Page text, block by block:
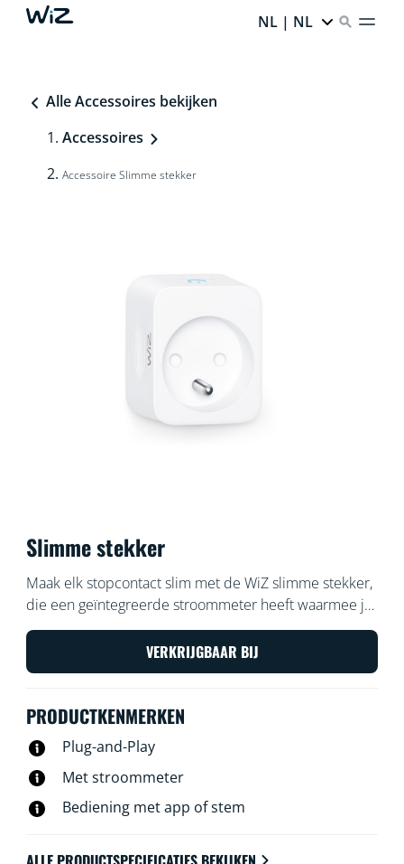
NL | NL
Alle Accessoires bekijken
Accessoires
Accessoire Slimme stekker
Slimme stekker
Maak elk stopcontact slim met de WiZ slimme stekker,
die een geïntegreerde stroommeter heeft waarmee je
meet hoeveel stroom het stopcontact verbruikt.
Bedien de stekker met de WiZ app of je stem: zet
bijvoorbeeld de favoriete traditionele lamp met één tik
VERKRIJGBAAR BIJ
PRODUCTKENMERKEN
Plug-and-Play
Met stroommeter
Bediening met app of stem